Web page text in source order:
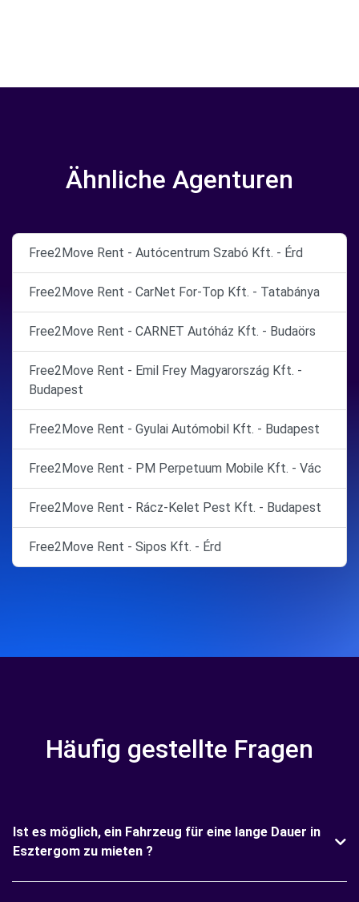
Ähnliche Agenturen
Free2Move Rent - Autócentrum Szabó Kft. - Érd
Free2Move Rent - CarNet For-Top Kft. - Tatabánya
Free2Move Rent - CARNET Autóház Kft. - Budaörs
Free2Move Rent - Emil Frey Magyarország Kft. -
Budapest
Free2Move Rent - Gyulai Autómobil Kft. - Budapest
Free2Move Rent - PM Perpetuum Mobile Kft. - Vác
Free2Move Rent - Rácz-Kelet Pest Kft. - Budapest
Free2Move Rent - Sipos Kft. - Érd
Häufig gestellte Fragen
Ist es möglich, ein Fahrzeug für eine lange Dauer in
Esztergom zu mieten ?